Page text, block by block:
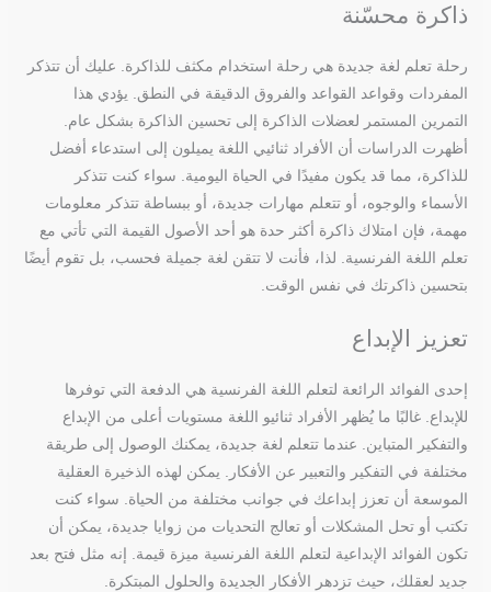
ذاكرة محسّنة
رحلة تعلم لغة جديدة هي رحلة استخدام مكثف للذاكرة. عليك أن تتذكر
المفردات وقواعد القواعد والفروق الدقيقة في النطق. يؤدي هذا
التمرين المستمر لعضلات الذاكرة إلى تحسين الذاكرة بشكل عام.
أظهرت الدراسات أن الأفراد ثنائيي اللغة يميلون إلى استدعاء أفضل
للذاكرة، مما قد يكون مفيدًا في الحياة اليومية. سواء كنت تتذكر
الأسماء والوجوه، أو تتعلم مهارات جديدة، أو ببساطة تتذكر معلومات
مهمة، فإن امتلاك ذاكرة أكثر حدة هو أحد الأصول القيمة التي تأتي مع
تعلم اللغة الفرنسية. لذا، فأنت لا تتقن لغة جميلة فحسب، بل تقوم أيضًا
بتحسين ذاكرتك في نفس الوقت.
تعزيز الإبداع
إحدى الفوائد الرائعة لتعلم اللغة الفرنسية هي الدفعة التي توفرها
للإبداع. غالبًا ما يُظهر الأفراد ثنائيو اللغة مستويات أعلى من الإبداع
والتفكير المتباين. عندما تتعلم لغة جديدة، يمكنك الوصول إلى طريقة
مختلفة في التفكير والتعبير عن الأفكار. يمكن لهذه الذخيرة العقلية
الموسعة أن تعزز إبداعك في جوانب مختلفة من الحياة. سواء كنت
تكتب أو تحل المشكلات أو تعالج التحديات من زوايا جديدة، يمكن أن
تكون الفوائد الإبداعية لتعلم اللغة الفرنسية ميزة قيمة. إنه مثل فتح بعد
جديد لعقلك، حيث تزدهر الأفكار الجديدة والحلول المبتكرة.